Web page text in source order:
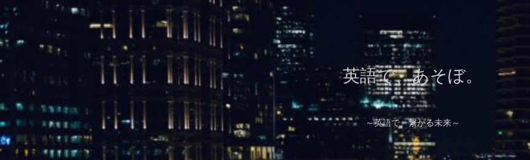
英語で、あそぼ。
～英語で、繋がる未来～